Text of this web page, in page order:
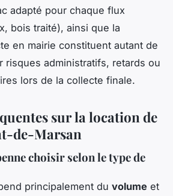
adapté pour chaque flux
bois traité), ainsi que la
en mairie constituent autant de
risques administratifs, retards ou
lors de la collecte finale.
sur la location de
de-Marsan
choisir selon le type de
principalement du volume et